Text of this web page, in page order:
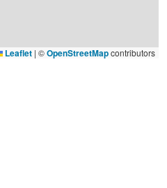
Leaflet | ©OpenStreetMapcontributors